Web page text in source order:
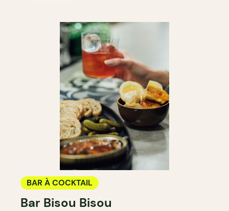
BAR À COCKTAIL
Bar Bisou Bisou